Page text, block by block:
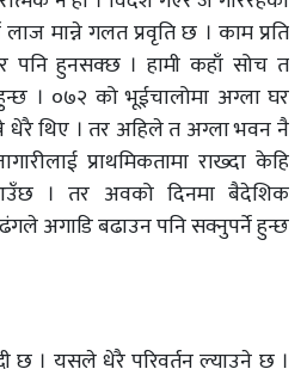
मान्ने गलत प्रवृति छ । काम प्रति
पनि हुनसक्छ । हामी कहाँ सोच त
। ०७२ को भूईचालोमा अग्ला घर
धेरै थिए । तर अहिले त अग्ला भवन नै
प्राथमिकतामा राख्दा केहि
। तर अवको दिनमा बैदेशिक
अगाडि बढाउन पनि सक्नुपर्ने हुन्छ
छ । यसले धेरै परिवर्तन ल्याउने छ ।